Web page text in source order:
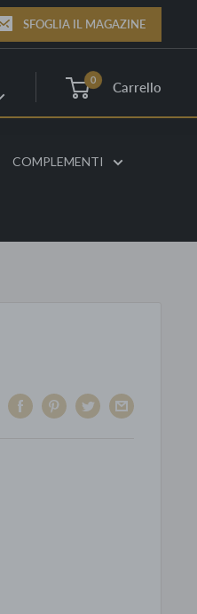
SFOGLIA IL MAGAZINE
0 Carrello
COMPLEMENTI